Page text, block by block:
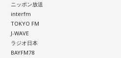
ニッポン放送
interfm
TOKYO FM
J-WAVE
ラジオ日本
BAYFM78